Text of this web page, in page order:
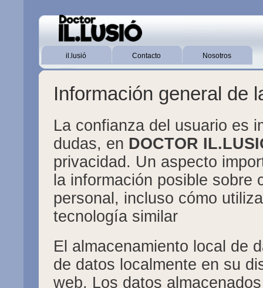
il.lusió Contacto Nosotros
Información general de
La confianza del usuario es
dudas, en DOCTOR
privacidad. Un aspecto
la información posible
personal, incluso cómo
tecnología similar
El almacenamiento local de
de datos localmente en su
web. Los datos